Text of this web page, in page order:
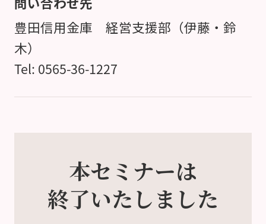
豊田信用金庫 経営支援部（伊藤・鈴
木）
Tel: 0565-36-1227
本セミナーは
終了いたしました